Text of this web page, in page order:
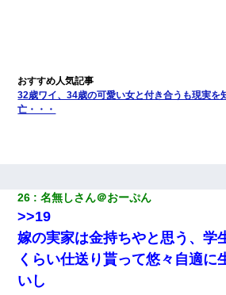
32歳ワイ、34歳の可愛い女と付き合うも現実を
亡・・・
26 名無しさん＠おーぷん
>>19
嫁の実家は金持ちやと思う、学
くらい仕送り貰って悠々自適に
いし